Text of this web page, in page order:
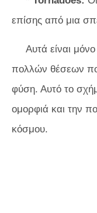
επίσης από μια
Αυτά είναι
πολλών θέσεων
φύση. Αυτό το
ομορφιά και την
κόσμου.